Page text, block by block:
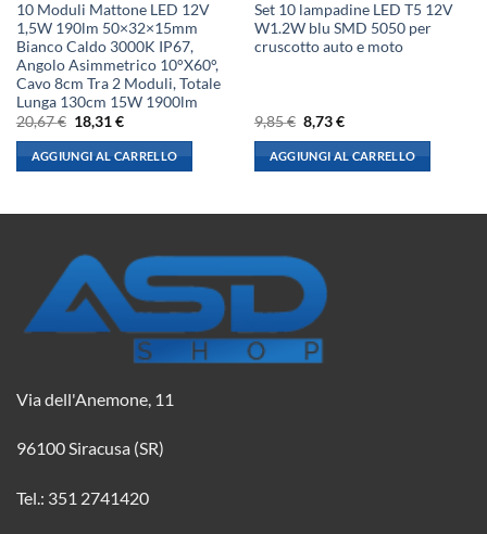
10 Moduli Mattone LED 12V
1,5W 190lm 50×32×15mm
Bianco Caldo 3000K IP67,
Angolo Asimmetrico 10°X60°,
Cavo 8cm Tra 2 Moduli, Totale
Lunga 130cm 15W 1900lm
20,67€ Il
prezzo
originale
era:
20,67 €.
18,31€Il
attuale
è:
18,31 €.
AGGIUNGI AL CARRELLO
Set 10 lampadine LED T5 12V
W1.2W blu SMD 5050 per
cruscotto auto e moto
9,85€ Il
prezzo
originale
era:
9,85 €.
8,73€Il
attuale
è:
8,73 €.
AGGIUNGI AL CARRELLO
Via dell'Anemone, 11
96100 Siracusa (SR)
Tel.: 351 2741420